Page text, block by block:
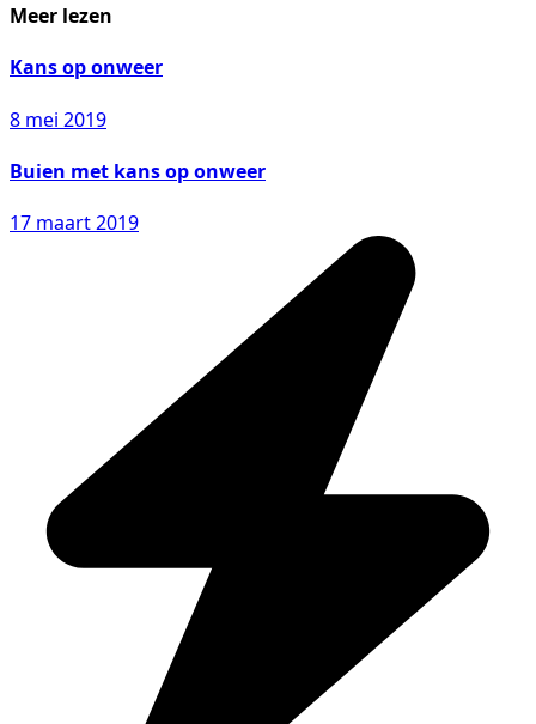
Meer lezen
Kans op onweer
8 mei 2019
Buien met kans op onweer
17 maart 2019